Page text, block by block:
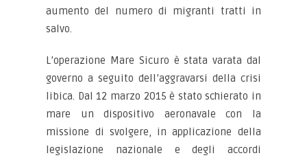
aumento del numero di migranti tratti in
salvo.
L’operazione Mare Sicuro è stata varata dal
governo a seguito dell’aggravarsi della crisi
libica. Dal 12 marzo 2015 è stato schierato in
mare un dispositivo aeronavale con la
missione di svolgere, in applicazione della
legislazione nazionale e degli accordi